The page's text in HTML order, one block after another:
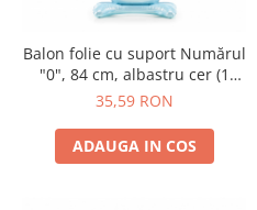
Balon folie cu suport Numărul
"0", 84 cm, albastru cer (1
pachet / 1 buc.)
35,59 RON
ADAUGA IN COS